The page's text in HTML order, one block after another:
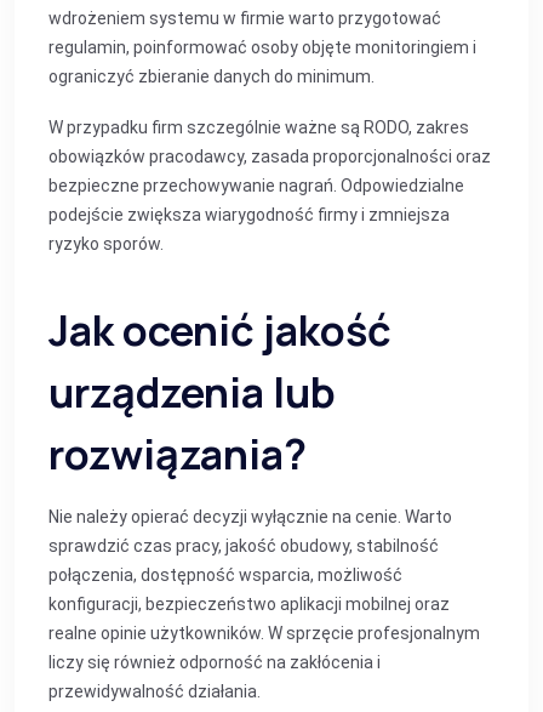
wdrożeniem systemu w firmie warto przygotować
regulamin, poinformować osoby objęte monitoringiem i
ograniczyć zbieranie danych do minimum.
W przypadku firm szczególnie ważne są RODO, zakres
obowiązków pracodawcy, zasada proporcjonalności oraz
bezpieczne przechowywanie nagrań. Odpowiedzialne
podejście zwiększa wiarygodność firmy i zmniejsza
ryzyko sporów.
Jak ocenić jakość
urządzenia lub
rozwiązania?
Nie należy opierać decyzji wyłącznie na cenie. Warto
sprawdzić czas pracy, jakość obudowy, stabilność
połączenia, dostępność wsparcia, możliwość
konfiguracji, bezpieczeństwo aplikacji mobilnej oraz
realne opinie użytkowników. W sprzęcie profesjonalnym
liczy się również odporność na zakłócenia i
przewidywalność działania.